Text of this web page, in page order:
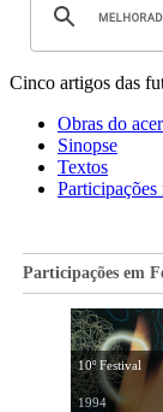
Cinco artigos das
Obras do
Sinopse
Textos
Participações em
10º Festival
1994